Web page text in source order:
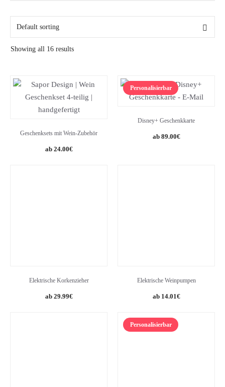
Showing all 16 results
Geschenksets mit Wein-Zubehör
24.00€
Personalisierbar
Disney+ Geschenkkarte
89.00€
Elektrische Korkenzieher
Original
29.99€Current
Elektrische Weinpumpen
Original
was:
17.49€.
14.01€Current
Personalisierbar